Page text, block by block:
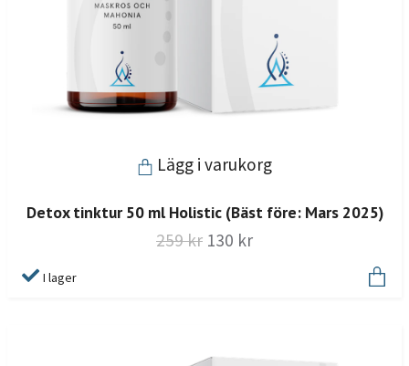
Lägg i varukorg
Detox tinktur 50 ml Holistic (Bäst före: Mars 2025)
259 kr 130 kr
I lager